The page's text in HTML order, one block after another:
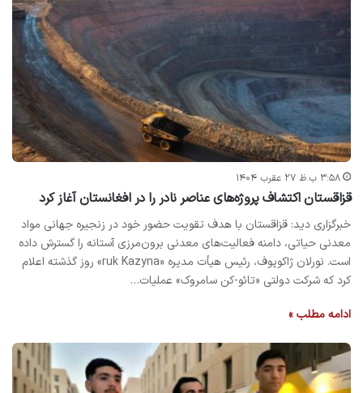
۳:۵۸ ب.ظ ۲۷ عقرب ۱۴۰۴
قزاقستان اکتشاف پروژه‌های عناصر نادر را در افغانستان آغاز کرد
خبرگزاری دید: قزاقستان با هدف تقویت حضور خود در زنجیره جهانی مواد
معدنی حیاتی، دامنه فعالیت‌های معدنی برون‌مرزی آستانه را گسترش داده
است. نورلان ژاکوپوف، رئیس هیأت‌ مدیره «ruk Kazyna» روز گذشته اعلام
کرد که شرکت دولتی «تائو-کن سامروک» عملیات…
ادامه مطلب »